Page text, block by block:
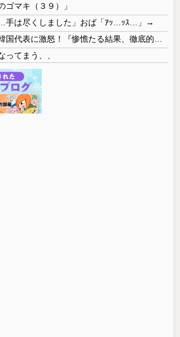
ゴマキ（３９）」
…手は尽くしました」おば「ｱｯ…ｯｽ…」→
ってまう、、